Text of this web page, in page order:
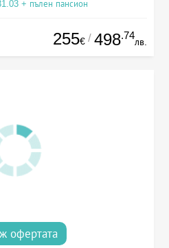
+ пълен пансион
255€ / 498.74
лв.
офертата